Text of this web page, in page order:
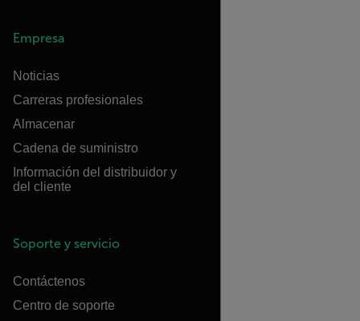
Empresa
Noticias
Carreras profesionales
Almacenar
Cadena de suministro
Información del distribuidor y
del cliente
Soporte y servicio
Contáctenos
Centro de soporte